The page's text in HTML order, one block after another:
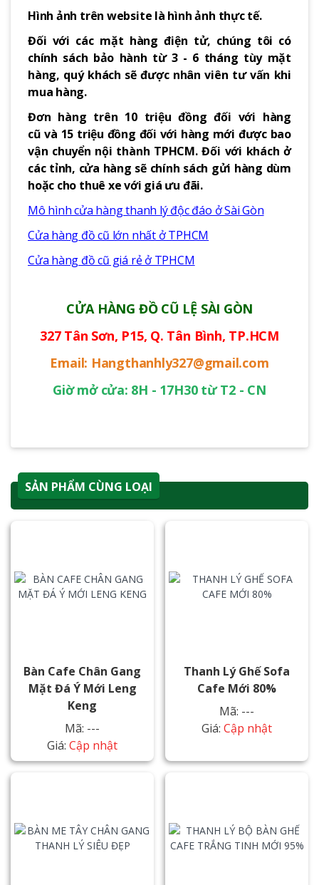
Hình ảnh trên website là hình ảnh thực tế.
Đối với các mặt hàng điện tử, chúng tôi có
chính sách bảo hành từ 3 - 6 tháng tùy mặt
hàng, quý khách sẽ được nhân viên tư vấn khi
mua hàng.
Đơn hàng trên 10 triệu đồng đối với hàng
cũ và 15 triệu đồng đối với hàng mới được bao
vận chuyển nội thành TPHCM. Đối với khách ở
các tỉnh, cửa hàng sẽ chính sách gửi hàng dùm
hoặc cho thuê xe với giá ưu đãi.
Mô hình cửa hàng thanh lý độc đáo ở Sài Gòn
Cửa hàng đồ cũ lớn nhất ở TPHCM
Cửa hàng đồ cũ giá rẻ ở TPHCM
CỬA HÀNG ĐỒ CŨ LỆ SÀI GÒN
327 Tân Sơn, P15, Q. Tân Bình, TP.HCM
Email: Hangthanhly327@gmail.com
Giờ mở cửa: 8H - 17H30 từ T2 - CN
SẢN PHẨM CÙNG LOẠI
Bàn Cafe Chân Gang
Mặt Đá Ý Mới Leng
Keng
Mã: ---
Giá: Cập nhật
Thanh Lý Ghế Sofa
Cafe Mới 80%
Mã: ---
Giá: Cập nhật